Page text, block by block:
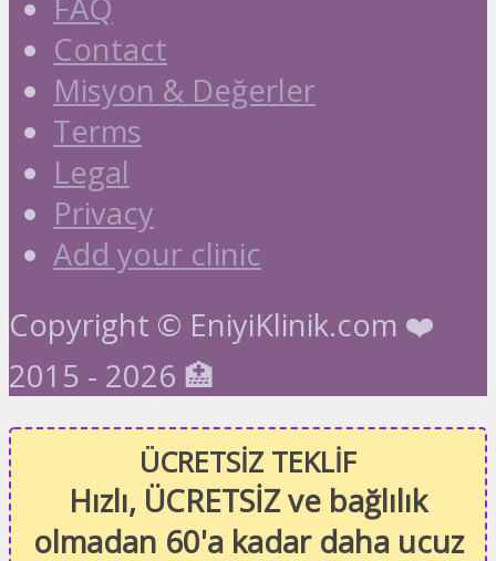
FAQ
Contact
Misyon & Değerler
Terms
Legal
Privacy
Add your clinic
Copyright © EniyiKlinik.com ❤️
2015 - 2026 🏥
ÜCRETSİZ TEKLİF
Hızlı, ÜCRETSİZ ve bağlılık
olmadan 60'a kadar daha ucuz